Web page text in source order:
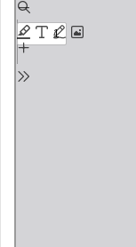
contenido
del
PDF